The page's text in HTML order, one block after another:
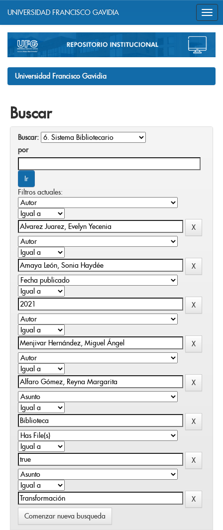
navigation
UNIVERSIDAD FRANCISCO GAVIDIA
Universidad Francisco Gavidia
Buscar
Buscar:
por
Filtros actuales:
Comenzar nueva busqueda